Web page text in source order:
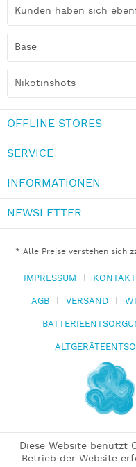
Kunden haben sich
Base
Nikotinshots
OFFLINE STORES
SERVICE
INFORMATIONEN
NEWSLETTER
* Alle Preise verstehen sich
IMPRESSUM KONTAKT
AGB
VERSAND
Diese Website benutzt
Betrieb der Website